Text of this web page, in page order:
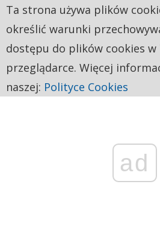
ad
Ta strona używa plików
określić warunki
dostępu do plików cookies w
przeglądarce. Więcej
naszej: Polityce Cookies